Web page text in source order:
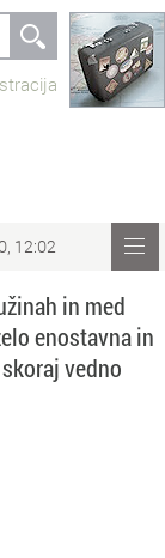
12:02
in med
enostavna in
vedno